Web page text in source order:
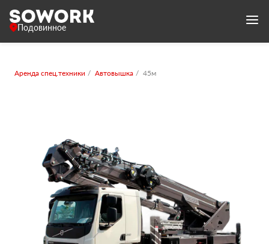
Подовинное
Аренда спец.техники Автовышка 45м